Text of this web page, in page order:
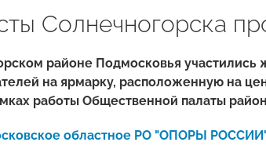
Солнечногорска
районе Подмосковья
на ярмарку, расположенную на
работы Общественной палаты
областное РО "ОПОРЫ